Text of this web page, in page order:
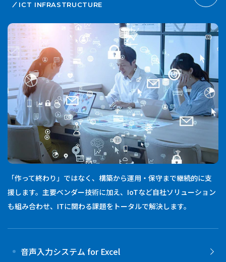
ICT INFRASTRUCTURE
「作って終わり」ではなく、構築から運用・保守まで継続的に支
援します。主要ベンダー技術に加え、IoTなど自社ソリューション
も組み合わせ、ITに関わる課題をトータルで解決します。
音声入力システム for Excel